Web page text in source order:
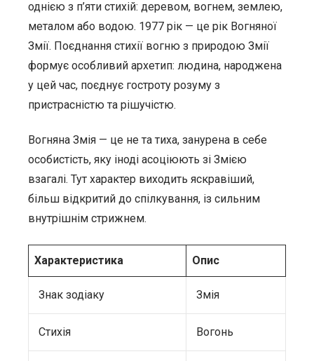
однією з п’яти стихій: деревом, вогнем, землею,
металом або водою. 1977 рік — це рік Вогняної
Змії. Поєднання стихії вогню з природою Змії
формує особливий архетип: людина, народжена
у цей час, поєднує гостроту розуму з
пристрасністю та рішучістю.
Вогняна Змія — це не та тиха, занурена в себе
особистість, яку іноді асоціюють зі Змією
взагалі. Тут характер виходить яскравіший,
більш відкритий до спілкування, із сильним
внутрішнім стрижнем.
Характеристика Опис
Знак зодіаку Змія
Стихія Вогонь